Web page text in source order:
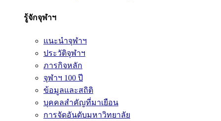
รู้จักจุฬาฯ
แนะนำจุฬาฯ
ประวัติจุฬาฯ
ภารกิจหลัก
จุฬาฯ 100 ปี
ข้อมูลและสถิติ
บุคคลสำคัญที่มาเยือน
การจัดอันดับมหาวิทยาลัย